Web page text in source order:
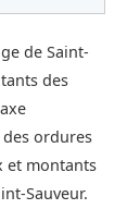
de Saint-
des
ordures
et montants
Sauveur.